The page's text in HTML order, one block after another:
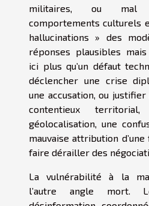
militaires, ou mal
comportements culturels
hallucinations » des
réponses plausibles
ici plus qu’un défaut
déclencher une crise
une accusation, ou
contentieux
géolocalisation, une
mauvaise attribution
faire dérailler des
La vulnérabilité à la
l’autre angle mort.